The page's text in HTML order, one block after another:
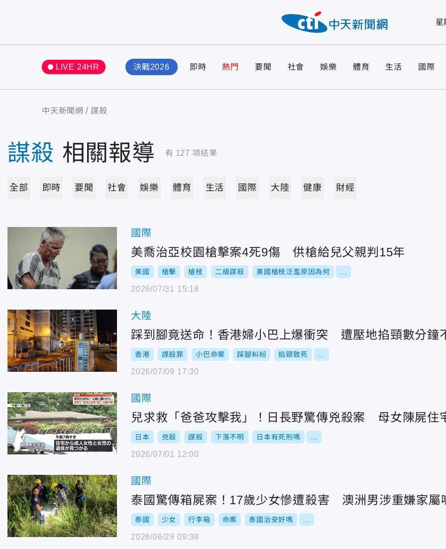
星
LIVE 24HR 決戰2026 即時 熱門 要聞 社會 娛樂 體育 生活 國際
中天新聞網 謀殺
謀殺 相關報導 有 127 項結果
全部 即時 要聞 社會 娛樂 體育 生活 國際 大陸 健康 財經
國際
美喬治亞校園槍擊案4死9傷 供槍給兒父親判15年
美國 槍擊 槍枝 二級謀殺 美國槍枝泛濫原因為何
2026/07/31 15:18
大陸
踩到腳竟送命！香港婦小巴上爆衝突 遭壓地掐頸數分鐘
香港 謀殺罪 小巴命案 踩腳糾紛 掐頸致死
2026/07/09 17:30
國際
兒求救「爸爸攻擊我」！日長野驚傳兇殺案 母女陳屍住
日本 兇殺 謀殺 下落不明 日本有死刑嗎
2026/07/01 12:00
國際
泰國驚傳箱屍案！17歲少女慘遭殺害 澳洲男涉重嫌家屬
泰國 少女 行李箱 命案 泰國治安好嗎
2026/06/29 09:38